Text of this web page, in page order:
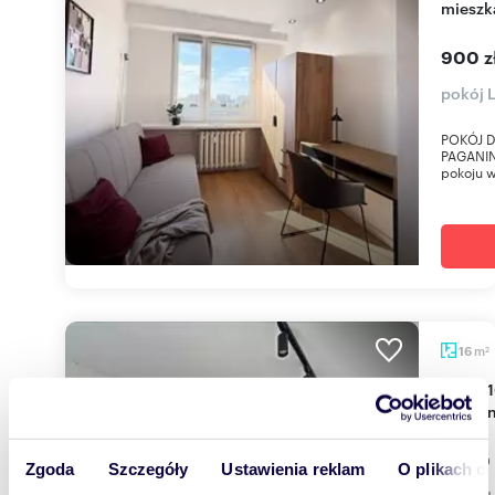
Zgoda Szczegóły Ustawienia reklam O plikach
900
pokój
POKÓJ
pokoju
16 m2
Pokój 16m2 z prywatną łazienką i aneksem
1